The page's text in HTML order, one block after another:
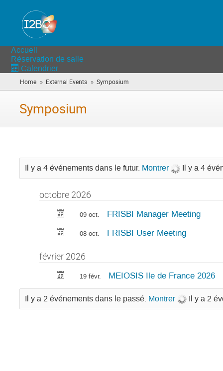
Accueil
Réservation de salle
Calendrier
Home » External Events » Symposium
êtes
Symposium
Il y a 4 événements dans le futur. Montrer Il y a 4
octobre 2026
09 oct. FRISBI Manager Meeting
08 oct. FRISBI User Meeting
février 2026
19 févr. MEIOSIS Ile de France 2026
Il y a 2 événements dans le passé. Montrer Il y a 2